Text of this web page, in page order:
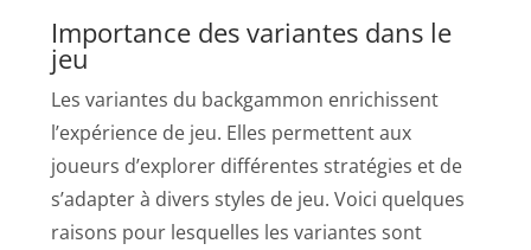
Importance des variantes dans le
jeu
Les variantes du backgammon enrichissent
l’expérience de jeu. Elles permettent aux
joueurs d’explorer différentes stratégies et de
s’adapter à divers styles de jeu. Voici quelques
raisons pour lesquelles les variantes sont